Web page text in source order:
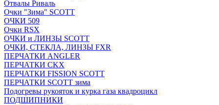
Отвалы Риваль
Очки "Зима" SCOTT
ОЧКИ 509
Очки RSX
ОЧКИ и ЛИНЗЫ SCOTT
ОЧКИ, СТЕКЛА, ЛИНЗЫ FXR
ПЕРЧАТКИ ANGLER
ПЕРЧАТКИ CKX
ПЕРЧАТКИ FISSION SCOTT
ПЕРЧАТКИ SCOTT зима
Подогревы рукояток и курка газа квадроцикл
ПОДШИПНИКИ